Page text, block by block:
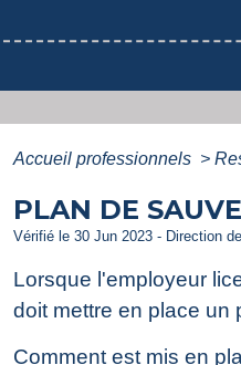
Accueil professionnels >
PLAN DE
Vérifié le 30 Jun 2023 - Direction
Lorsque l'employeur
doit mettre en place un
Comment est mis en